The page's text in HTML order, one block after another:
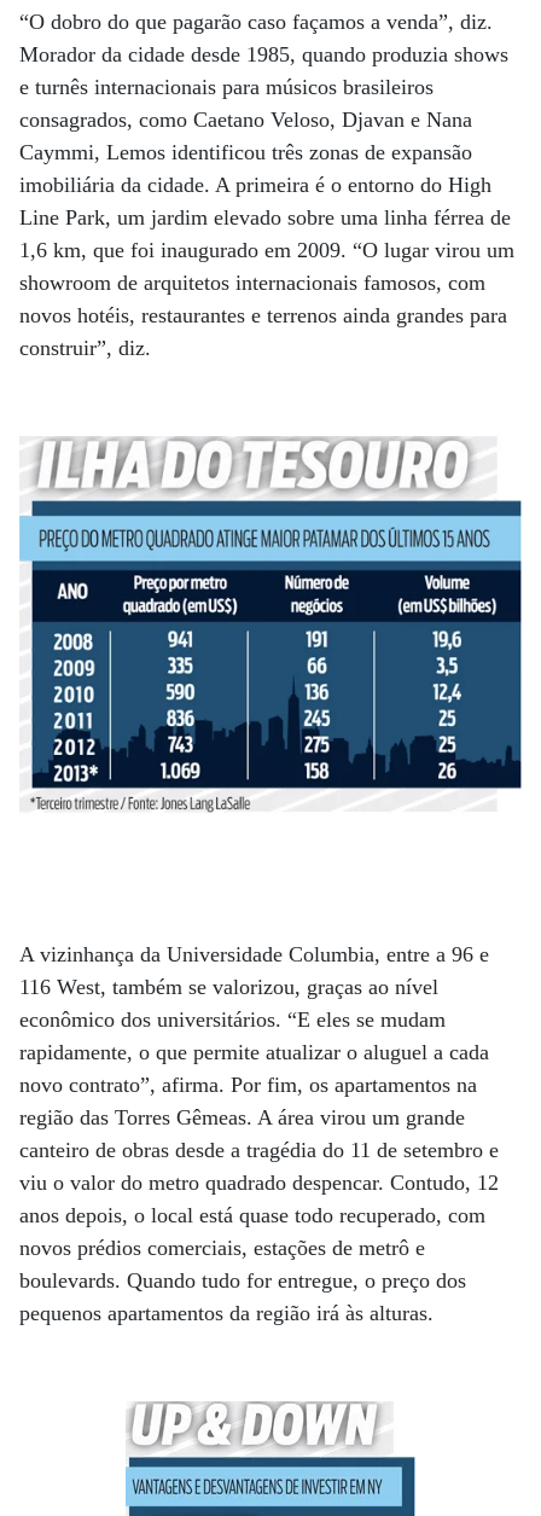
“O dobro do que pagarão caso façamos a venda”, diz.
Morador da cidade desde 1985, quando produzia shows
e turnês internacionais para músicos brasileiros
consagrados, como Caetano Veloso, Djavan e Nana
Caymmi, Lemos identificou três zonas de expansão
imobiliária da cidade. A primeira é o entorno do High
Line Park, um jardim elevado sobre uma linha férrea de
1,6 km, que foi inaugurado em 2009. “O lugar virou um
show­room de arquitetos internacionais famosos, com
novos hotéis, restaurantes e terrenos ainda grandes para
construir”, diz.
A vizinhança da Universidade Columbia, entre a 96 e
116 West, também se valorizou, graças ao nível
econômico dos universitários. “E eles se mudam
rapidamente, o que permite atualizar o aluguel a cada
novo contrato”, afirma. Por fim, os apartamentos na
região das Torres Gêmeas. A área virou um grande
canteiro de obras desde a tragédia do 11 de setembro e
viu o valor do metro quadrado despencar. Contudo, 12
anos depois, o local está quase todo recuperado, com
novos prédios comerciais, estações de metrô e
boulevards. Quando tudo for entregue, o preço dos
pequenos apartamentos da região irá às alturas.